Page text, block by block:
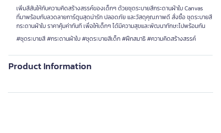
เพิ่มสีสันให้กับความคิดสร้างสรรค์ของเด็กๆ ด้วยชุดระบายสีกระดานผ้าใบ Canvas
ที่มาพร้อมกับลวดลายการ์ตูนสุดน่ารัก ปลอดภัย และวัสดุคุณภาพดี สั่งซื้อ ชุดระบายสี
กระดานผ้าใบ ราคาคุ้มค่าทันที เพื่อให้เด็กๆ ได้มีความสุขและพัฒนาทักษะไปพร้อมกัน
#ชุดระบายสี #กระดานผ้าใบ #ชุดระบายสีเด็ก #ฝึกสมาธิ #ความคิดสร้างสรรค์
Product Information